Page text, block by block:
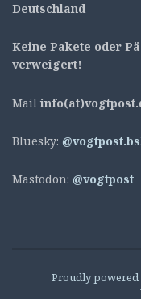
Deutschland
Keine Pakete oder
verweigert!
Mail
Bluesky:
Mastodon: @vogtpost
Proudly powered